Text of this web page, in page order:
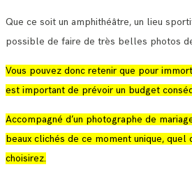
Que ce soit un amphithéâtre, un lieu
possible de faire de très belles photos
Vous pouvez donc retenir que pour
est important de prévoir un budget
Accompagné d’un photographe de
beaux clichés de ce moment unique, quel
choisirez.